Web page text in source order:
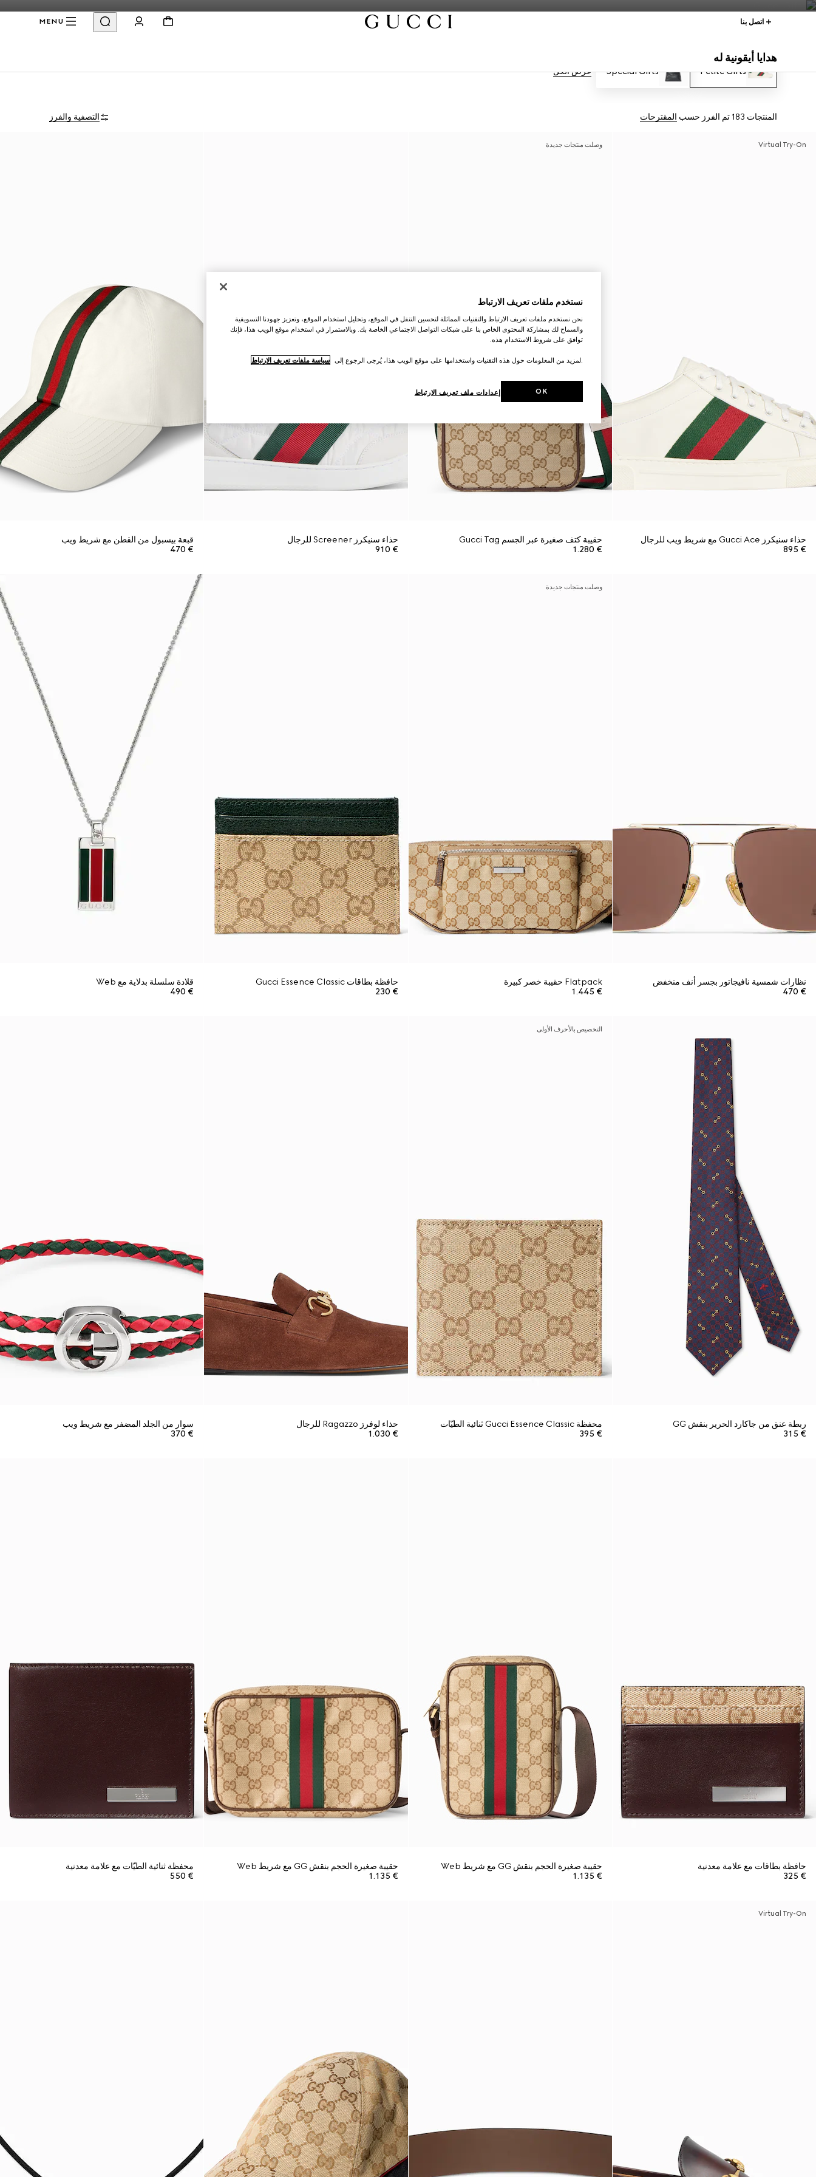
اتصل بنا MENU
هدايا أيقونية له
Petite Gifts
Special Gifts عرض الكل
المنتجات 183 تم الفرز حسب المقترحات التصفية والفرز
Virtual Try-On
حذاء سنيكرز Gucci Ace مع شريط ويب للرجال
€ 895
وصلت منتجات جديدة
حقيبة كتف صغيرة عبر الجسم Gucci Tag
€ 1.280
حذاء سنيكرز Screener للرجال
€ 910
قبعة بيسبول من القطن مع شريط ويب
€ 470
نظارات شمسية نافيجاتور بجسر أنف منخفض
€ 470
وصلت منتجات جديدة
Flatpack حقيبة خصر كبيرة
€ 1.445
حافظة بطاقات Gucci Essence Classic
€ 230
قلادة سلسلة بدلاية مع Web
€ 490
ربطة عنق من جاكارد الحرير بنقش GG
€ 315
التخصيص بالأحرف الأولى
محفظة Gucci Essence Classic ثنائية الطيّات
€ 395
حذاء لوفرز Ragazzo للرجال
€ 1.030
سوار من الجلد المضفر مع شريط ويب
€ 370
حافظة بطاقات مع علامة معدنية
€ 325
حقيبة صغيرة الحجم بنقش GG مع شريط Web
€ 1.135
حقيبة صغيرة الحجم بنقش GG مع شريط Web
€ 1.135
محفظة ثنائية الطيّات مع علامة معدنية
€ 550
Virtual Try-On
نستخدم ملفات تعريف الارتباط
نحن نستخدم ملفات تعريف الارتباط والتقنيات المماثلة لتحسين التنقل في الموقع، وتحليل استخدام الموقع، وتعزيز جهودنا التسويقية
والسماح لك بمشاركة المحتوى الخاص بنا على شبكات التواصل الاجتماعي الخاصة بك. وبالاستمرار في استخدام موقع الويب هذا، فإنك
توافق على شروط الاستخدام هذه.
.لمزيد من المعلومات حول هذه التقنيات واستخدامها على موقع الويب هذا، يُرجى الرجوع إلى سياسة ملفات تعريف الارتباط
إعدادات ملف تعريف الارتباط OK